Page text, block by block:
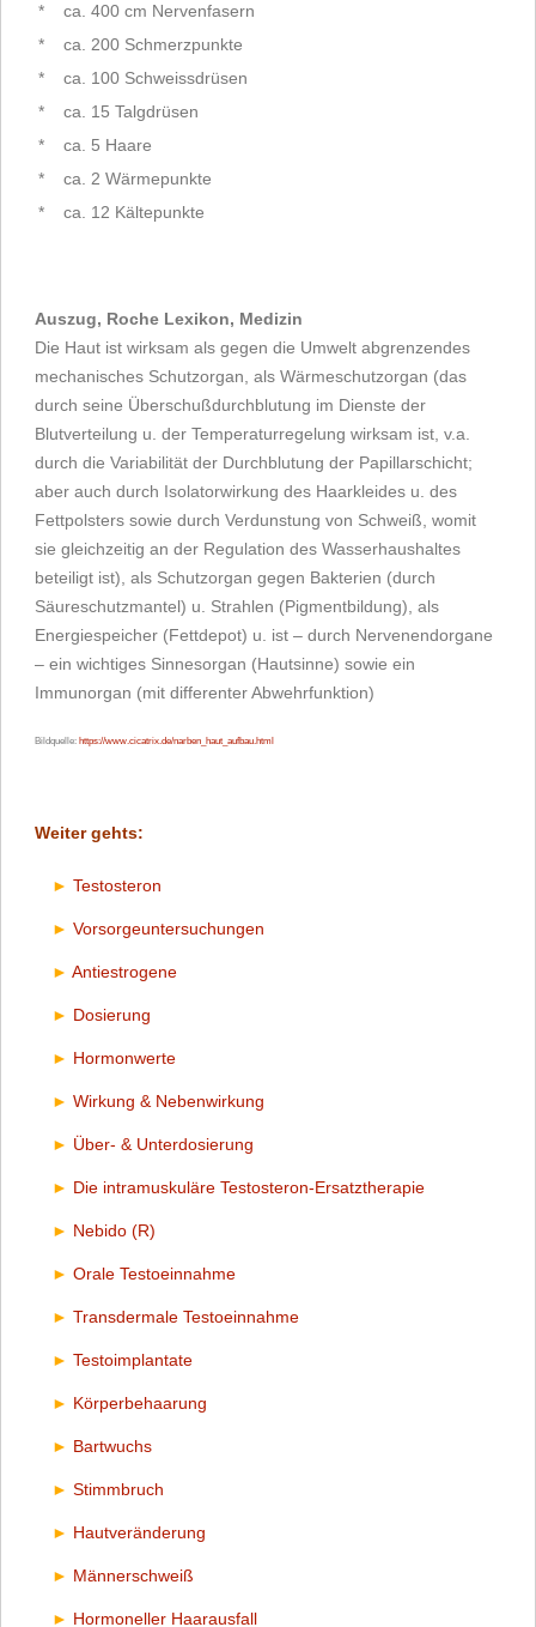
*
ca. 400 cm Nervenfasern
*
ca. 200 Schmerzpunkte
*
ca. 100 Schweissdrüsen
*
ca. 15 Talgdrüsen
*
ca. 5 Haare
*
ca. 2 Wärmepunkte
*
ca. 12 Kältepunkte
Auszug, Roche Lexikon, Medizin
Die Haut ist wirksam als gegen die Umwelt abgrenzendes
mechanisches Schutzorgan, als Wärmeschutzorgan (das
durch seine Überschußdurchblutung im Dienste der
Blutverteilung u. der Temperaturregelung wirksam ist, v.a.
durch die Variabilität der Durchblutung der Papillarschicht;
aber auch durch Isolatorwirkung des Haarkleides u. des
Fettpolsters sowie durch Verdunstung von Schweiß, womit
sie gleichzeitig an der Regulation des Wasserhaushaltes
beteiligt ist), als Schutzorgan gegen Bakterien (durch
Säureschutzmantel) u. Strahlen (Pigmentbildung), als
Energiespeicher (Fettdepot) u. ist – durch Nervenendorgane
– ein wichtiges Sinnesorgan (Hautsinne) sowie ein
Immunorgan (mit differenter Abwehrfunktion)
Bildquelle: https://www.cicatrix.de/narben_haut_aufbau.html
Weiter gehts:
Testosteron
Vorsorgeuntersuchungen
Antiestrogene
Dosierung
Hormonwerte
Wirkung & Nebenwirkung
Über- & Unterdosierung
Die intramuskuläre Testosteron-Ersatztherapie
Nebido (R)
Orale Testoeinnahme
Transdermale Testoeinnahme
Testoimplantate
Körperbehaarung
Bartwuchs
Stimmbruch
Hautveränderung
Männerschweiß
Hormoneller Haarausfall